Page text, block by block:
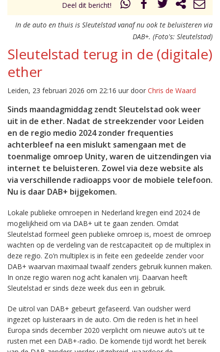
Deel dit bericht!
In de auto en thuis is Sleutelstad vanaf nu ook te beluisteren via
DAB+. (Foto's: Sleutelstad)
Sleutelstad terug in de (digitale)
ether
Leiden, 23 februari 2026 om 22:16 uur door Chris de Waard
Sinds maandagmiddag zendt Sleutelstad ook weer
uit in de ether. Nadat de streekzender voor Leiden
en de regio medio 2024 zonder frequenties
achterbleef na een mislukt samengaan met de
toenmalige omroep Unity, waren de uitzendingen via
internet te beluisteren. Zowel via deze website als
via verschillende radioapps voor de mobiele telefoon.
Nu is daar DAB+ bijgekomen.
Lokale publieke omroepen in Nederland kregen eind 2024 de
mogelijkheid om via DAB+ uit te gaan zenden. Omdat
Sleutelstad formeel geen publieke omroep is, moest de omroep
wachten op de verdeling van de restcapaciteit op de multiplex in
deze regio. Zo’n multiplex is in feite een gedeelde zender voor
DAB+ waarvan maximaal twaalf zenders gebruik kunnen maken.
In onze regio waren nog acht kanalen vrij. Daarvan heeft
Sleutelstad er sinds deze week dus een in gebruik.
De uitrol van DAB+ gebeurt gefaseerd. Van oudsher werd
ingezet op luisteraars in de auto. Om die reden is het in heel
Europa sinds december 2020 verplicht om nieuwe auto’s uit te
rusten met een DAB+-radio. De komende tijd wordt het bereik